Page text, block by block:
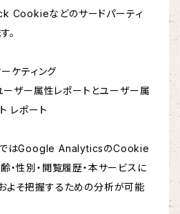
Cookieなどのサードパーティ
。
ケティング
ザー属性レポートとユーザー属
レポート
ではGoogle AnalyticsのCookie
・性別・閲覧履歴・本サービスに
よそ把握するための分析が可能